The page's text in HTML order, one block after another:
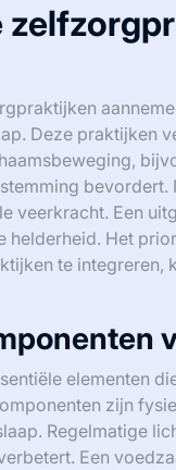
Deze praktijken
veerkracht. Een
helderheid. Het
te integreren,
elementen
zijn
Regelmatige
Een